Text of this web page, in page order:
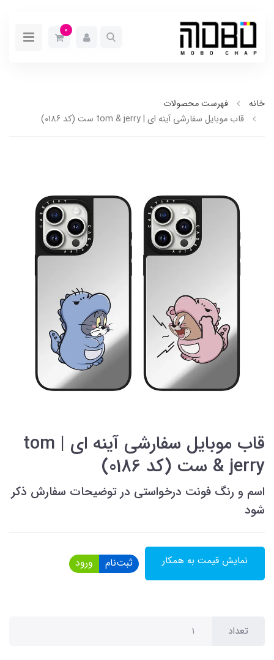
0
خانه
فهرست محصولات
قاب موبایل سفارشی آینه ای | tom & jerry ست (کد 0186)
قاب موبایل سفارشی آینه ای | tom
& jerry ست (کد 0186)
اسم و رنگ فونت درخواستی در توضیحات سفارش ذکر
شود
نمایش قیمت به همکار ثبت‌نام ورود
تعداد